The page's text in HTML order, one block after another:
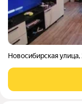
Новосибирская улица,